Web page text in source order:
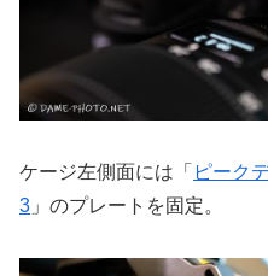
ケージ左側面には「 ピーク
3 」のプレートを固定。